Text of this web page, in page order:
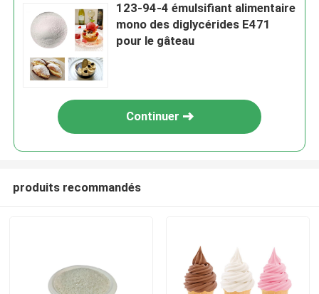
123-94-4 émulsifiant alimentaire
mono des diglycérides E471
pour le gâteau
Continuer
produits recommandés